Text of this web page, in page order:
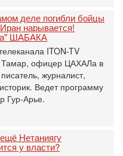
деле погибли бойцы
нарывается!
ШАБАКА
ITON-TV
Тамар, офицер ЦАХАЛа в
писатель, журналист,
Ведет программу
Гур-Арье.
Нетаниягу
у власти?